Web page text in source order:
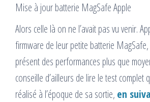
Mise à jour batterie MagSafe Apple
Alors celle là on ne l’avait pas vu venir.
firmware de leur petite batterie MagSafe,
présent des performances plus que
conseille d’ailleurs de lire le test complet
réalisé à l’époque de sa sortie, en